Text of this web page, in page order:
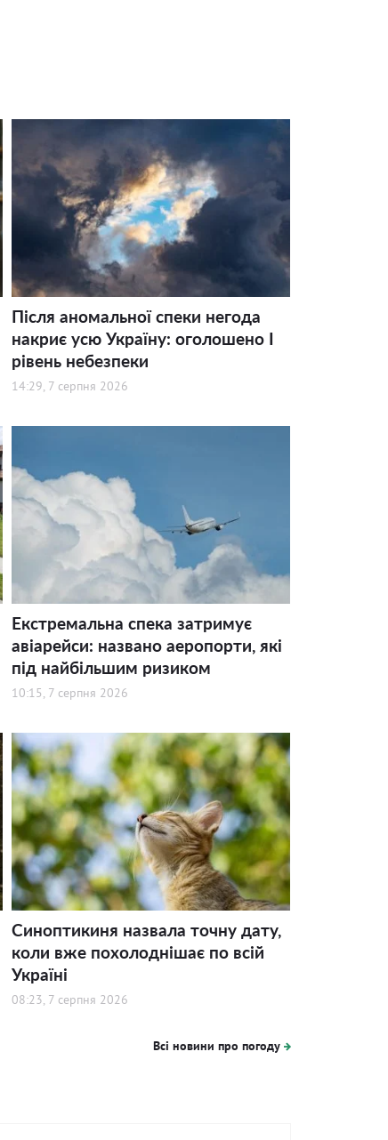
Після аномальної спеки негода
накриє усю Україну: оголошено І
рівень небезпеки
14:29, 7 серпня 2026
Екстремальна спека затримує
авіарейси: названо аеропорти, які
під найбільшим ризиком
10:15, 7 серпня 2026
Синоптикиня назвала точну дату,
коли вже похолоднішає по всій
Україні
08:23, 7 серпня 2026
Всі новини про погоду